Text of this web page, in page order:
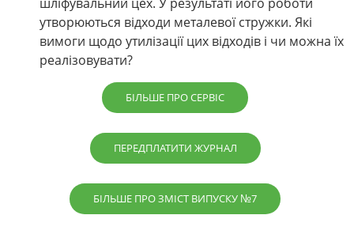
утворюються відходи металевої стружки. Які
вимоги щодо утилізації цих відходів і чи можна їх
реалізовувати?
БІЛЬШЕ ПРО СЕРВІС
ПЕРЕДПЛАТИТИ ЖУРНАЛ
БІЛЬШЕ ПРО ЗМІСТ ВИПУСКУ №7